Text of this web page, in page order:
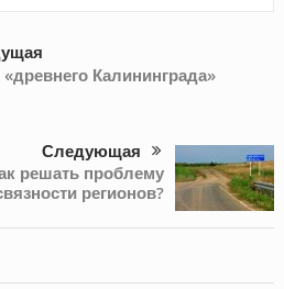
Калининграда»
Следующая
решать проблему
регионов?